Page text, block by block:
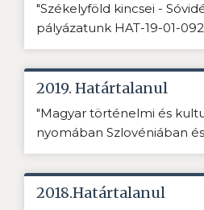
"Székelyföld kincsei -
pályázatunk HAT-19-01-
2019. Határtalanul
"Magyar történelmi és
nyomában Szlovéniában
2018.Határtalanul